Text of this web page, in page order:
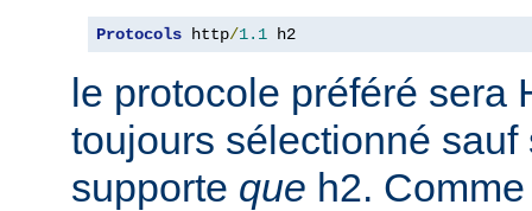
Protocols http/1.1 h2
le protocole préféré sera
toujours sélectionné sauf
supporte que h2.